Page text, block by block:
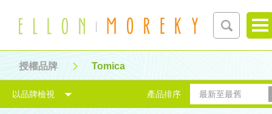
授權品牌 Tomica
產品排序 最新至最舊
以品牌檢視